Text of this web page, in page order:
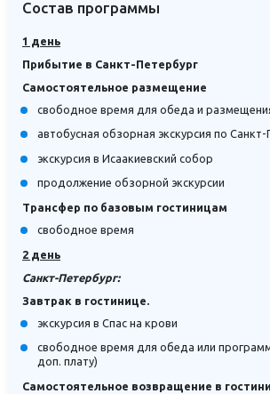
Состав программы
1 день
Прибытие в Санкт-Петербург
Самостоятельное размещение
свободное время для обеда и
автобусная обзорная экскурсия по Санкт-
экскурсия в Исаакиевский собор
продолжение обзорной экскурсии
Трансфер по базовым гостиницам
свободное время
2 день
Санкт-Петербург:
Завтрак в гостинице.
экскурсия в Спас на крови
свободное время для обеда или
доп. плату)
Самостоятельное возвращение в